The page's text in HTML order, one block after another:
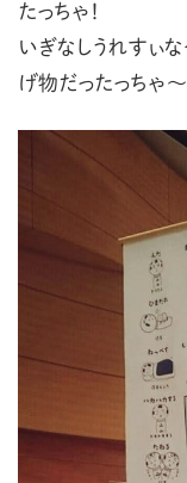
たっちゃ！
いぎなしうれすぃ
げ物だったっちゃ～